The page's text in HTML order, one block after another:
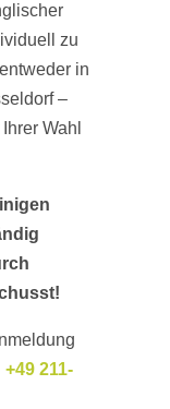
zu
in
–
Wahl
+49 211-